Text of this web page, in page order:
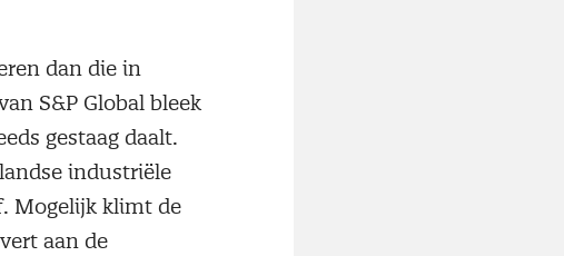
dan die in
S&P Global bleek
gestaag daalt.
industriële
Mogelijk klimt de
aan de